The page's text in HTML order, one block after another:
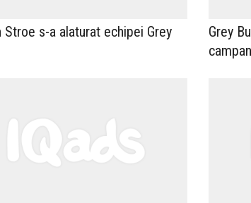
Stroe s-a alaturat echipei Grey
Grey